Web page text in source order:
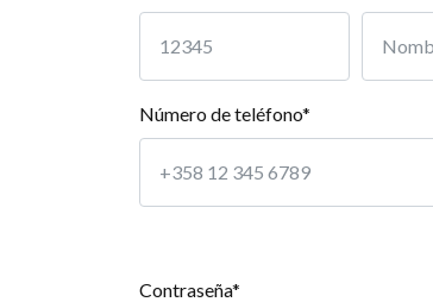
Número de teléfono*
Contraseña*